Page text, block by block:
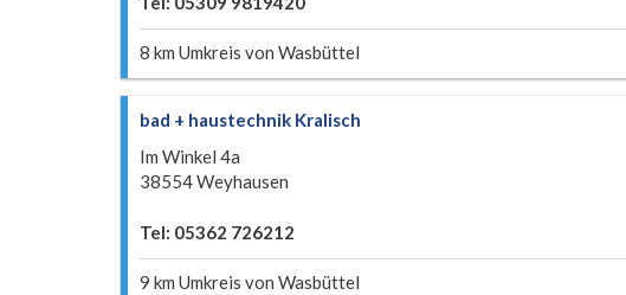
8 km Umkreis von Wasbüttel
bad + haustechnik Kralisch
Im Winkel 4a
38554 Weyhausen
Tel: 05362 726212
9 km Umkreis von Wasbüttel